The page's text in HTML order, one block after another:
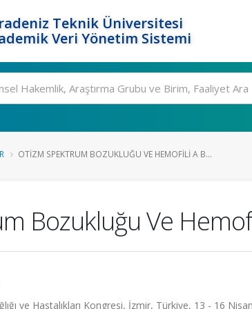
Teknik Üniversitesi
Veri Yönetim Sistemi
OTIZM SPEKTRUM BOZUKLUĞU VE HEMOFILI A B...
Bozukluğu Ve
ve Hastalıkları Kongresi, İzmir, Türkiye, 13 - 16